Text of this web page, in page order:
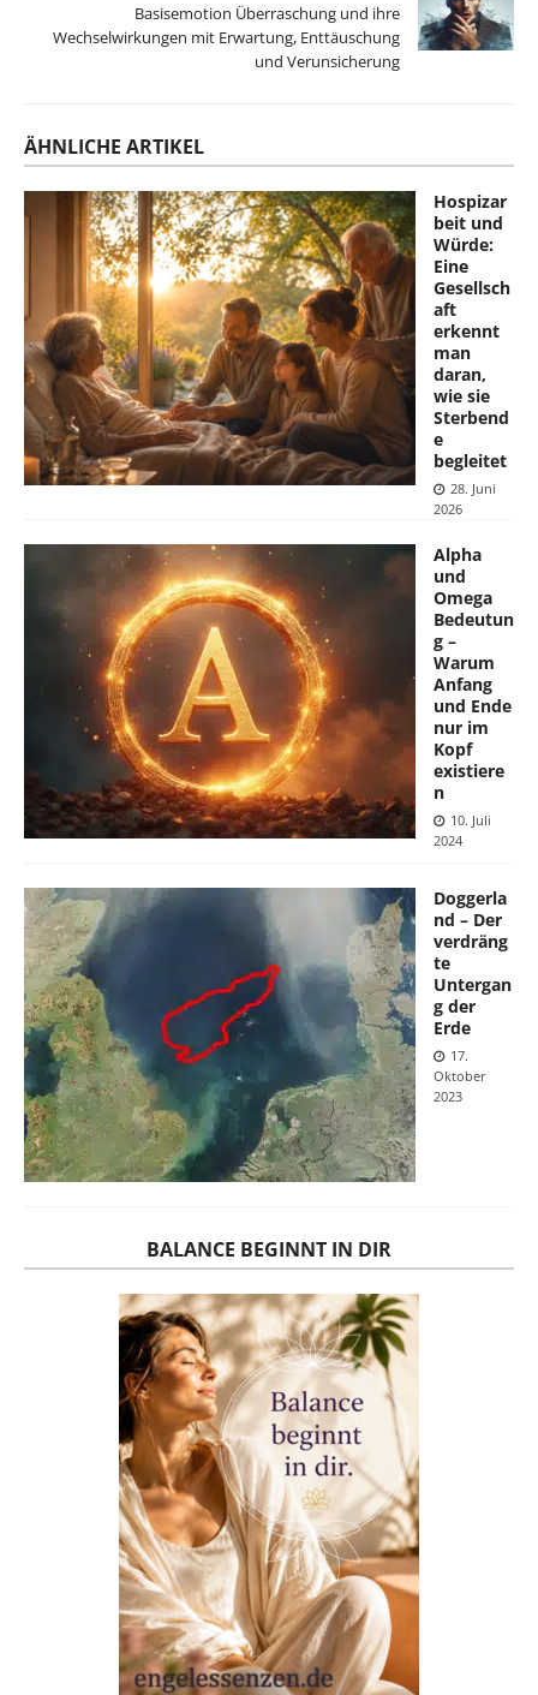
Basisemotion Überraschung und ihre
Wechselwirkungen mit Erwartung, Enttäuschung
und Verunsicherung
ÄHNLICHE ARTIKEL
Hospizar
beit und
Würde:
Eine
Gesellsch
aft
erkennt
man
daran,
wie sie
Sterbend
e
begleitet
28. Juni
2026
Alpha
und
Omega
Bedeutun
g –
Warum
Anfang
und Ende
nur im
Kopf
existiere
n
10. Juli
2024
Doggerla
nd – Der
verdräng
te
Untergan
g der
Erde
17.
Oktober
2023
BALANCE BEGINNT IN DIR